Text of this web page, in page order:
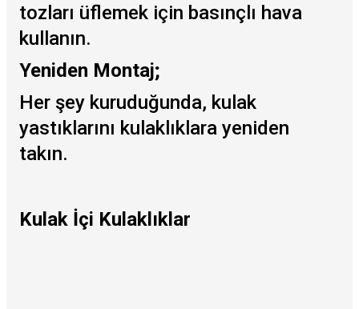
tozları üflemek için basınçlı hava
kullanın.
Yeniden Montaj;
Her şey kuruduğunda, kulak
yastıklarını kulaklıklara yeniden
takın.
Kulak İçi Kulaklıklar